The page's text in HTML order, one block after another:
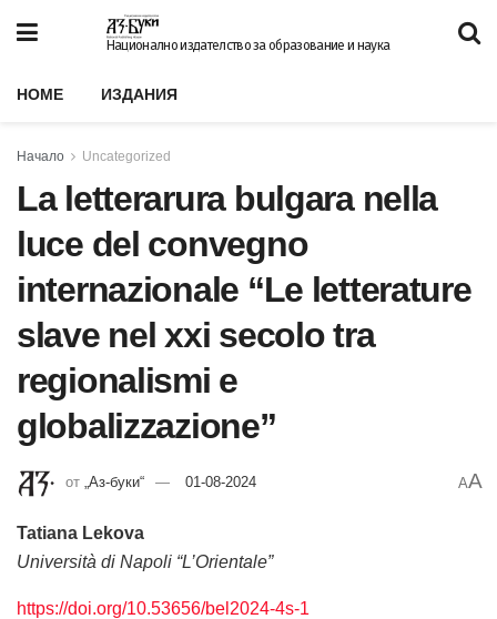
Национално издателство за образование и наука
HOME ИЗДАНИЯ
Начало Uncategorized
La letterarura bulgara nella
luce del convegno
internazionale “Le letterature
slave nel xxi secolo tra
regionalismi e
globalizzazione”
от „Аз-буки“ 01-08-2024 AA
Tatiana Lekova
Università di Napoli “L’Orientale”
https://doi.org/10.53656/bel2024-4s-1